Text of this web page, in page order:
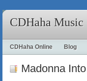
CDHaha Music
CDHaha Online Blog
Madonna